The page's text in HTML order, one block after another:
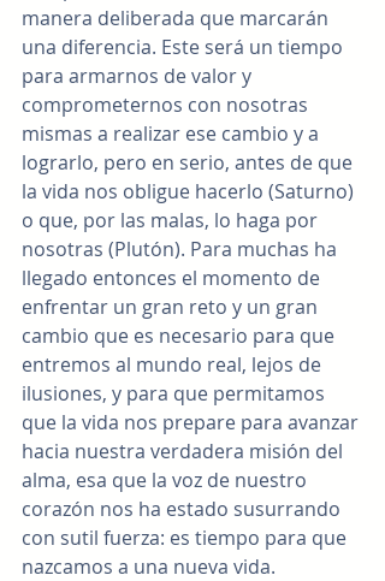
manera deliberada que marcarán
una diferencia. Este será un tiempo
para armarnos de valor y
comprometernos con nosotras
mismas a realizar ese cambio y a
lograrlo, pero en serio, antes de que
la vida nos obligue hacerlo (Saturno)
o que, por las malas, lo haga por
nosotras (Plutón). Para muchas ha
llegado entonces el momento de
enfrentar un gran reto y un gran
cambio que es necesario para que
entremos al mundo real, lejos de
ilusiones, y para que permitamos
que la vida nos prepare para avanzar
hacia nuestra verdadera misión del
alma, esa que la voz de nuestro
corazón nos ha estado susurrando
con sutil fuerza: es tiempo para que
nazcamos a una nueva vida.